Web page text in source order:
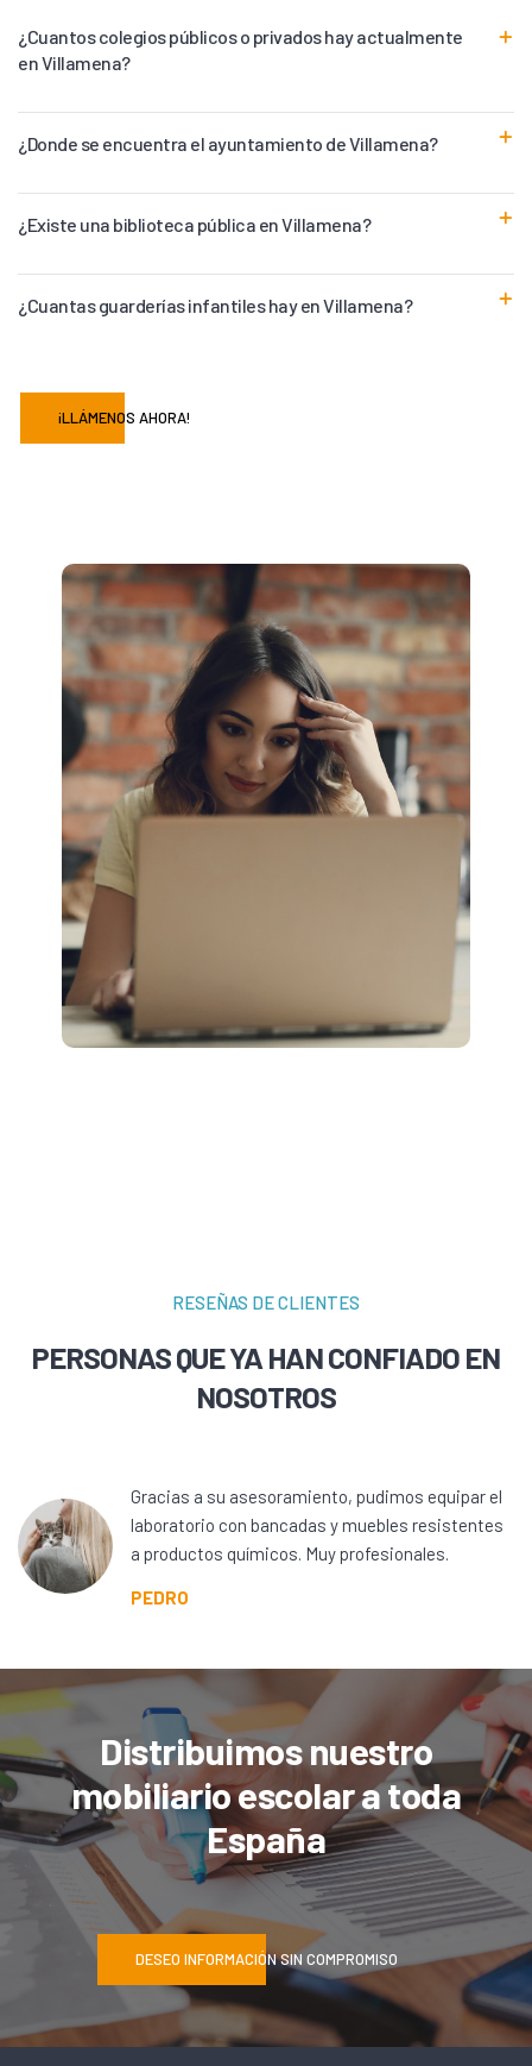
¿Cuantos colegios públicos o privados hay actualmente
en Villamena?
¿Donde se encuentra el ayuntamiento de Villamena?
¿Existe una biblioteca pública en Villamena?
¿Cuantas guarderías infantiles hay en Villamena?
¡LLÁMENOS AHORA!
RESEÑAS DE CLIENTES
PERSONAS QUE YA HAN CONFIADO EN
NOSOTROS
Gracias a su asesoramiento, pudimos equipar el
laboratorio con bancadas y muebles resistentes
a productos químicos. Muy profesionales.
PEDRO
Distribuimos nuestro
mobiliario escolar a toda
España
DESEO INFORMACIÓN SIN COMPROMISO